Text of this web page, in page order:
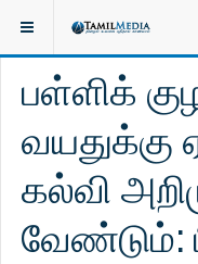
இருக்குமிடம்: செய்திகள்
பள்ளிக்
வயதுக்கு
கல்வி
வேண்டும்: